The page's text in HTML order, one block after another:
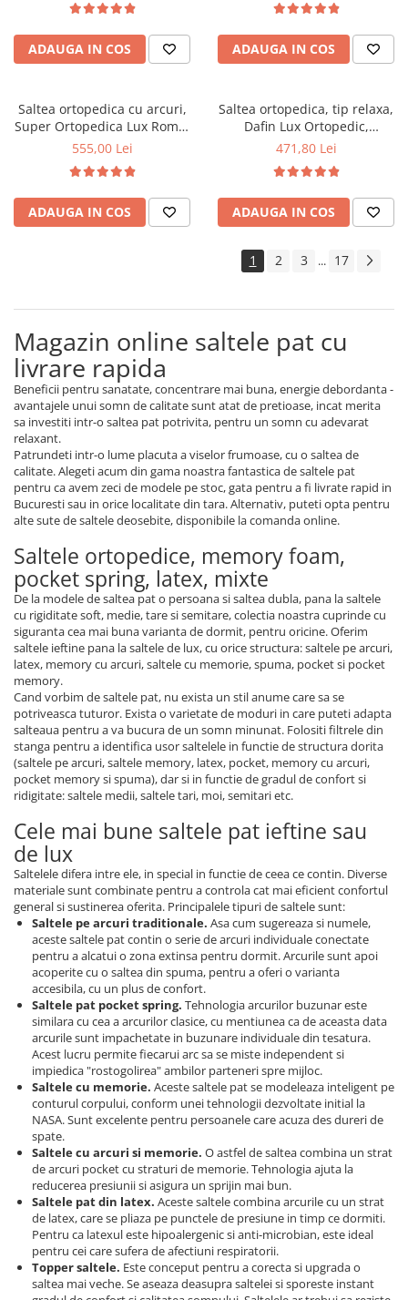
fata vara-iarna, sistem
aerisire cu butoni, Saltex
ADAUGA IN COS
vara-iarna, sistem aerisire
perimetral, Saltex
ADAUGA IN COS
Saltea ortopedica cu arcuri,
Super Ortopedica Lux Roma,
90x200x23cm, fermitate tare,
vara-iarna, sistem aerisire
perimetral, Saltex
555,00 Lei
ADAUGA IN COS
Saltea ortopedica, tip relaxa,
Dafin Lux Ortopedic,
120x200x21cm, fermitate
Bonell, fata vara-iarna, sistem
de aerisire cu butoni, Salt
Confort
471,80 Lei
ADAUGA IN COS
1 2 3 ... 17
Magazin online saltele pat cu
livrare rapida
Beneficii pentru sanatate, concentrare mai buna, energie debordanta -
avantajele unui somn de calitate sunt atat de pretioase, incat merita
sa investiti intr-o saltea pat potrivita, pentru un somn cu adevarat
relaxant.
Patrundeti intr-o lume placuta a viselor frumoase, cu o saltea de
calitate. Alegeti acum din gama noastra fantastica de saltele pat
pentru ca avem zeci de modele pe stoc, gata pentru a fi livrate rapid in
Bucuresti sau in orice localitate din tara. Alternativ, puteti opta pentru
alte sute de saltele deosebite, disponibile la comanda online.
Saltele ortopedice, memory foam,
pocket spring, latex, mixte
De la modele de saltea pat o persoana si saltea dubla, pana la saltele
cu rigiditate soft, medie, tare si semitare, colectia noastra cuprinde cu
siguranta cea mai buna varianta de dormit, pentru oricine. Oferim
saltele ieftine pana la saltele de lux, cu orice structura: saltele pe arcuri,
latex, memory cu arcuri, saltele cu memorie, spuma, pocket si pocket
memory.
Cand vorbim de saltele pat, nu exista un stil anume care sa se
potriveasca tuturor. Exista o varietate de moduri in care puteti adapta
salteaua pentru a va bucura de un somn minunat. Folositi filtrele din
stanga pentru a identifica usor saltelele in functie de structura dorita
(saltele pe arcuri, saltele memory, latex, pocket, memory cu arcuri,
pocket memory si spuma), dar si in functie de gradul de confort si
ridigitate: saltele medii, saltele tari, moi, semitari etc.
Cele mai bune saltele pat ieftine sau
de lux
Saltelele difera intre ele, in special in functie de ceea ce contin. Diverse
materiale sunt combinate pentru a controla cat mai eficient confortul
general si sustinerea oferita. Principalele tipuri de saltele sunt:
Saltele pe arcuri traditionale. Asa cum sugereaza si numele,
aceste saltele pat contin o serie de arcuri individuale conectate
pentru a alcatui o zona extinsa pentru dormit. Arcurile sunt apoi
acoperite cu o saltea din spuma, pentru a oferi o varianta
accesibila, cu un plus de confort.
Saltele pat pocket spring. Tehnologia arcurilor buzunar este
similara cu cea a arcurilor clasice, cu mentiunea ca de aceasta data
arcurile sunt impachetate in buzunare individuale din tesatura.
Acest lucru permite fiecarui arc sa se miste independent si
impiedica "rostogolirea" ambilor parteneri spre mijloc.
Saltele cu memorie. Aceste saltele pat se modeleaza inteligent pe
conturul corpului, conform unei tehnologii dezvoltate initial la
NASA. Sunt excelente pentru persoanele care acuza des dureri de
spate.
Saltele cu arcuri si memorie. O astfel de saltea combina un strat
de arcuri pocket cu straturi de memorie. Tehnologia ajuta la
reducerea presiunii si asigura un sprijin mai bun.
Saltele pat din latex. Aceste saltele combina arcurile cu un strat
de latex, care se pliaza pe punctele de presiune in timp ce dormiti.
Pentru ca latexul este hipoalergenic si anti-microbian, este ideal
pentru cei care sufera de afectiuni respiratorii.
Topper saltele. Este conceput pentru a corecta si upgrada o
saltea mai veche. Se aseaza deasupra saltelei si sporeste instant